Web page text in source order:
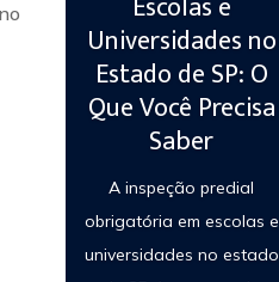
Universidades no
Estado de SP: O
Que Você Precisa
Saber
A inspeção predial
obrigatória em escolas e
universidades no estado